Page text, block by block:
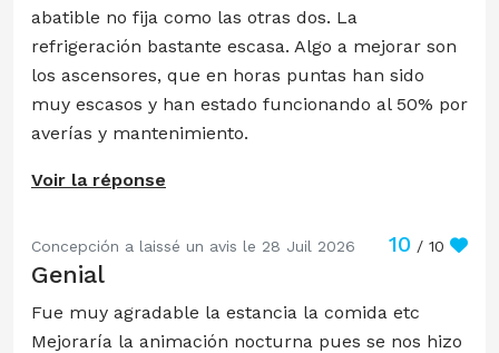
abatible no fija como las otras dos. La
refrigeración bastante escasa. Algo a mejorar son
los ascensores, que en horas puntas han sido
muy escasos y han estado funcionando al 50% por
averías y mantenimiento.
Voir la réponse
Concepción a laissé un avis le 28 Juil 2026 10 / 10
Genial
Fue muy agradable la estancia la comida etc
Mejoraría la animación nocturna pues se nos hizo